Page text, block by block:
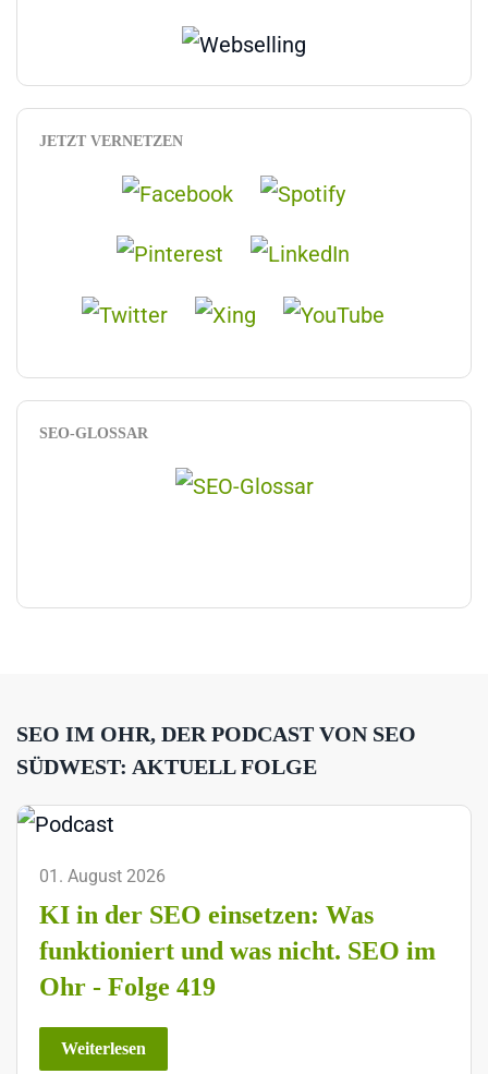
JETZT VERNETZEN
SEO-GLOSSAR
SEO IM OHR, DER PODCAST VON SEO
SÜDWEST: AKTUELL FOLGE
01. August 2026
KI in der SEO einsetzen: Was
funktioniert und was nicht. SEO im
Ohr - Folge 419
Weiterlesen